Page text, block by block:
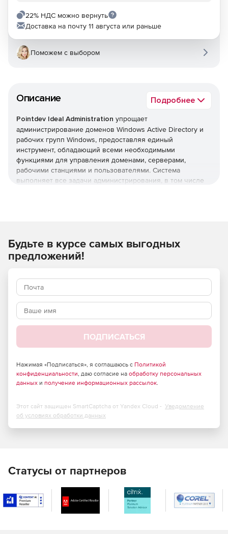
Описание Подробнее
Pointdev Ideal Administration упрощает
администрирование доменов Windows Active Directory и
рабочих групп Windows, предоставляя единый
инструмент, обладающий всеми необходимыми
функциями для управления доменами, серверами,
рабочими станциями и пользователями. Система
выполняет все задачи администрирования, в том числе
Основные функции:
Полнофункциональное централизованное
Удаленное управление системами под управлением
Windows, Mac OS X и Linux.
Удаленное управление через Интернет
компьютерами с Windows за пределами
Чат, снимки экрана, передача файлов и общий доступ
к экрану с конечным пользователем в ходе сеансов
Автоматическая установка и настройка удаленных
Мгновенная очистка Active Directory (от устаревших
объектов).
Восстановление недавно удаленных объектов Active
22% НДС можно вернуть
Доставка на почту 11 августа или раньше
Поможем с выбором
Будьте в курсе самых выгодных
предложений!
ПОДПИСАТЬСЯ
Нажимая «Подписаться», я соглашаюсь с Политикой
конфиденциальности, даю согласие на обработку персональных
данных и получение информационных рассылок.
Этот сайт защищен SmartCaptcha от Yandex Cloud - Уведомление
об условиях обработки данных
Статусы от партнеров